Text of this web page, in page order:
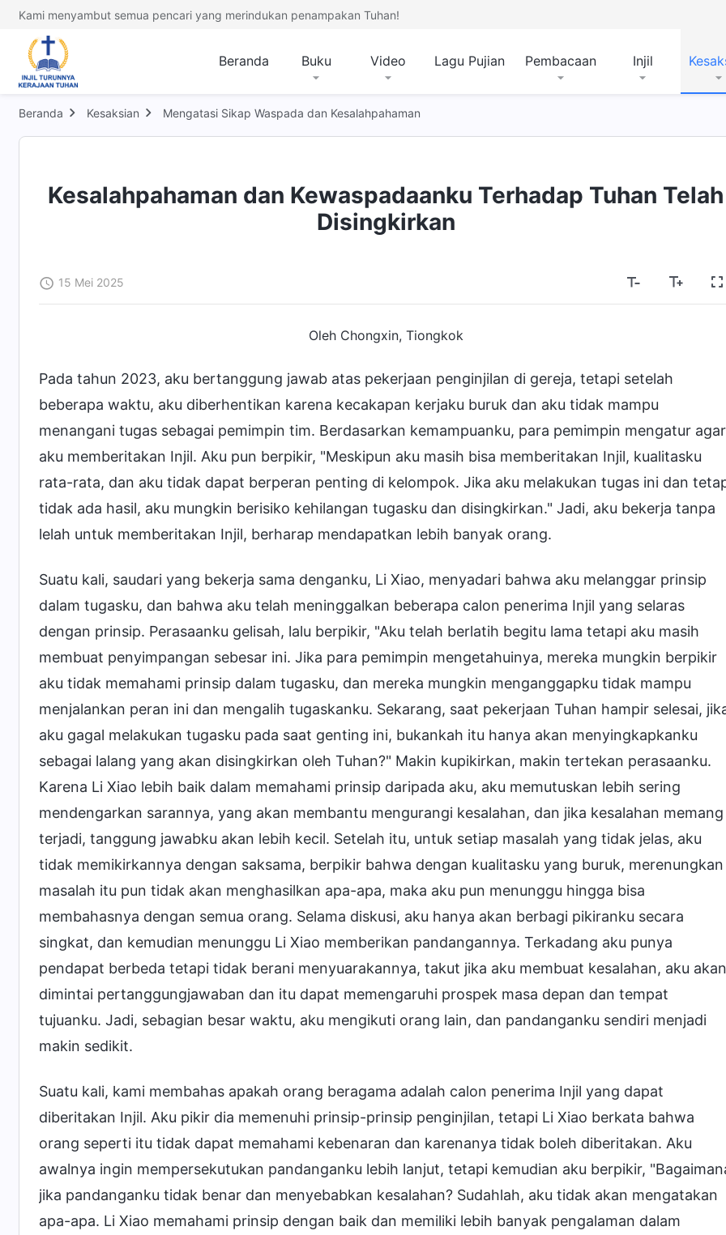
Kami menyambut semua pencari yang merindukan penampakan Tuhan!
Beranda Buku Video Lagu Pujian Pembacaan Injil
Beranda Kesaksian Mengatasi Sikap Waspada dan Kesalahpahaman
Kesalahpahaman dan Kewaspadaanku Terhadap Tuhan Telah
Disingkirkan
15 Mei 2025
Oleh Chongxin, Tiongkok
Pada tahun 2023, aku bertanggung jawab atas pekerjaan penginjilan di gereja, tetapi setelah
beberapa waktu, aku diberhentikan karena kecakapan kerjaku buruk dan aku tidak mampu
menangani tugas sebagai pemimpin tim. Berdasarkan kemampuanku, para pemimpin mengatur agar
aku memberitakan Injil. Aku pun berpikir, "Meskipun aku masih bisa memberitakan Injil, kualitasku
rata-rata, dan aku tidak dapat berperan penting di kelompok. Jika aku melakukan tugas ini dan
tidak ada hasil, aku mungkin berisiko kehilangan tugasku dan disingkirkan." Jadi, aku bekerja tanpa
lelah untuk memberitakan Injil, berharap mendapatkan lebih banyak orang.
Suatu kali, saudari yang bekerja sama denganku, Li Xiao, menyadari bahwa aku melanggar prinsip
dalam tugasku, dan bahwa aku telah meninggalkan beberapa calon penerima Injil yang selaras
dengan prinsip. Perasaanku gelisah, lalu berpikir, "Aku telah berlatih begitu lama tetapi aku masih
membuat penyimpangan sebesar ini. Jika para pemimpin mengetahuinya, mereka mungkin berpikir
aku tidak memahami prinsip dalam tugasku, dan mereka mungkin menganggapku tidak mampu
menjalankan peran ini dan mengalih tugaskanku. Sekarang, saat pekerjaan Tuhan hampir selesai,
aku gagal melakukan tugasku pada saat genting ini, bukankah itu hanya akan menyingkapkanku
sebagai lalang yang akan disingkirkan oleh Tuhan?" Makin kupikirkan, makin tertekan perasaanku.
Karena Li Xiao lebih baik dalam memahami prinsip daripada aku, aku memutuskan lebih sering
mendengarkan sarannya, yang akan membantu mengurangi kesalahan, dan jika kesalahan memang
terjadi, tanggung jawabku akan lebih kecil. Setelah itu, untuk setiap masalah yang tidak jelas, aku
tidak memikirkannya dengan saksama, berpikir bahwa dengan kualitasku yang buruk, merenungkan
masalah itu pun tidak akan menghasilkan apa-apa, maka aku pun menunggu hingga bisa
membahasnya dengan semua orang. Selama diskusi, aku hanya akan berbagi pikiranku secara
singkat, dan kemudian menunggu Li Xiao memberikan pandangannya. Terkadang aku punya
pendapat berbeda tetapi tidak berani menyuarakannya, takut jika aku membuat kesalahan, aku akan
dimintai pertanggungjawaban dan itu dapat memengaruhi prospek masa depan dan tempat
tujuanku. Jadi, sebagian besar waktu, aku mengikuti orang lain, dan pandanganku sendiri menjadi
makin sedikit.
Suatu kali, kami membahas apakah orang beragama adalah calon penerima Injil yang dapat
diberitakan Injil. Aku pikir dia memenuhi prinsip-prinsip penginjilan, tetapi Li Xiao berkata bahwa
orang seperti itu tidak dapat memahami kebenaran dan karenanya tidak boleh diberitakan. Aku
awalnya ingin mempersekutukan pandanganku lebih lanjut, tetapi kemudian aku berpikir,
jika pandanganku tidak benar dan menyebabkan kesalahan? Sudahlah, aku tidak akan mengatakan
apa-apa. Li Xiao memahami prinsip dengan baik dan memiliki lebih banyak pengalaman dalam